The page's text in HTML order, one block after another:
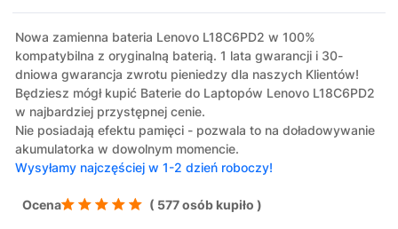
Nowa zamienna bateria Lenovo L18C6PD2 w 100%
kompatybilna z oryginalną baterią. 1 lata gwarancji i 30-
dniowa gwarancja zwrotu pieniedzy dla naszych Klientów!
Będziesz mógł kupić Baterie do Laptopów Lenovo L18C6PD2
w najbardziej przystępnej cenie.
Nie posiadają efektu pamięci - pozwala to na doładowywanie
akumulatorka w dowolnym momencie.
Wysyłamy najczęściej w 1-2 dzień roboczy!
Ocena ( 577 osób kupiło )